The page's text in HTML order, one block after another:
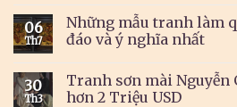
06
Th7
Những mẫu tranh làm
đáo và ý nghĩa nhất
30
Th3
Tranh sơn mài Nguyễn
hơn 2 Triệu USD